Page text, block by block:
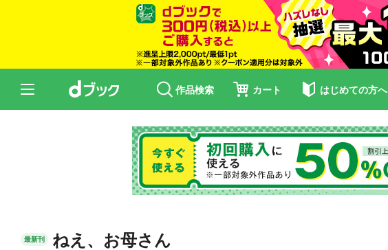
作品検索 カート はじめての方へ
最新刊 ねえ、お母さん